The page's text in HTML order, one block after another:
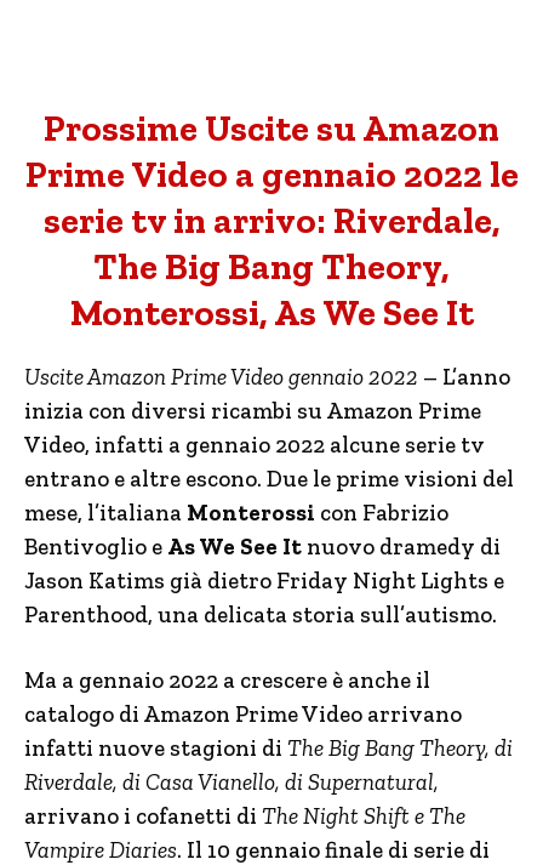
Prossime Uscite su Amazon
Prime Video a gennaio 2022 le
serie tv in arrivo: Riverdale,
The Big Bang Theory,
Monterossi, As We See It
Uscite Amazon Prime Video gennaio 2022 – L’anno
inizia con diversi ricambi su Amazon Prime
Video, infatti a gennaio 2022 alcune serie tv
entrano e altre escono. Due le prime visioni del
mese, l’italiana Monterossi con Fabrizio
Bentivoglio e As We See It nuovo dramedy di
Jason Katims già dietro Friday Night Lights e
Parenthood, una delicata storia sull’autismo.
Ma a gennaio 2022 a crescere è anche il
catalogo di Amazon Prime Video arrivano
infatti nuove stagioni di The Big Bang Theory, di
Riverdale, di Casa Vianello, di Supernatural,
arrivano i cofanetti di The Night Shift e The
Vampire Diaries. Il 10 gennaio finale di serie di